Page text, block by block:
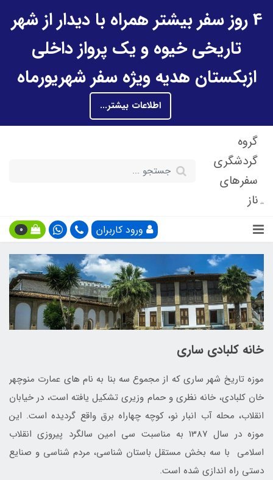
4 روز سفر بیشتر همراه با دیدار از شهر
تاریخی خیوه و یک پرواز داخلی
ازبکستان هدیه ویژه سفر شهریورماه
اطلاعات بیشتر...
گروه
گردشگری
سفرهای
ناز
ورود کاربران 0
خانه کلبادی ساری
موزه تاریخ شهر ساری که از مجموع سه بنا به نام های عمارت منوچهر
خان کلبادی، خانه نظری و حمام وزیری تشکیل یافته است، در خیابان
انقلاب، محله آب انبار نو، کوچه چهاراه برق واقع گردیده است. این
موزه در سال 1387 به مناسبت سی امین سالگرد پیروزی انقلاب
اسلامی با سه بخش مستقل باستان شناسی، مردم شناسی و صنایع
دستی راه اندازی شده است.